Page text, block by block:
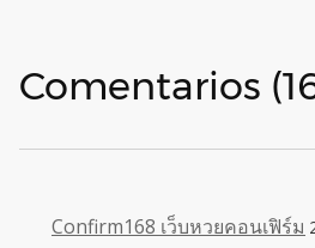
Comentarios
Confirm168 เว็บหวยคอนเฟิร์ม